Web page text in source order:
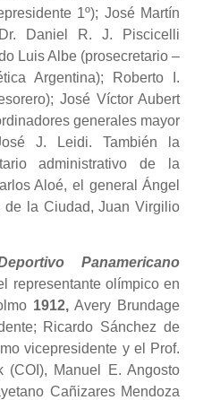
1º); José Martín
Daniel R. J. Piscicelli
Luis Albe (prosecretario –
Argentina); Roberto I.
José Víctor Aubert
generales mayor
J. Leidi. También la
administrativo de la
Aloé, el general Ángel
de la Ciudad, Juan Virgilio
Panamericano
representante olímpico en
1912, Avery Brundage
Ricardo Sánchez de
vicepresidente y el Prof.
(COI), Manuel E. Angosto
Cañizares Mendoza